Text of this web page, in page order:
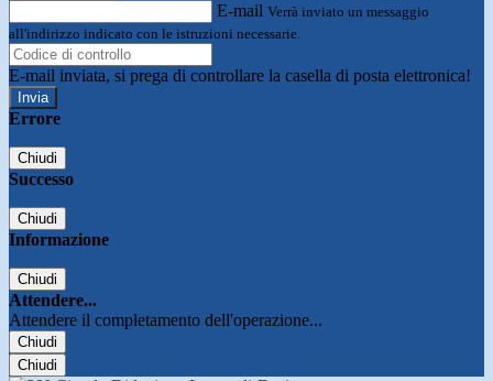
E-mail Verrà inviato un messaggio
all'indirizzo indicato con le istruzioni necessarie.
E-mail inviata, si prega di controllare la casella di posta elettronica!
Errore
Chiudi
Successo
Chiudi
Informazione
Chiudi
Attendere...
Attendere il completamento dell'operazione...
Chiudi
Chiudi